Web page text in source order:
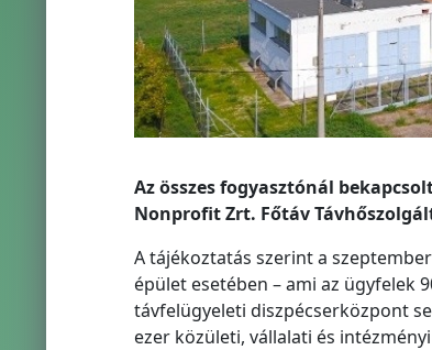
Az összes fogyasztónál
Nonprofit Zrt. Főtáv
A tájékoztatás szerint a
épület esetében – ami az ügyfelek
távfelügyeleti diszpécserközpont
ezer közületi, vállalati és